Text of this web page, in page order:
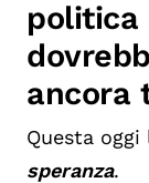
politica
ancora
Questa oggi
speranza.